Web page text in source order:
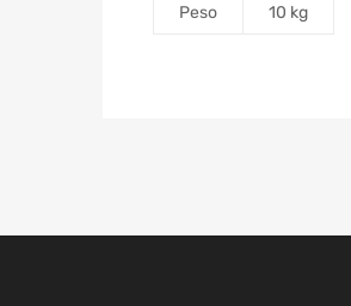
Peso 10 kg